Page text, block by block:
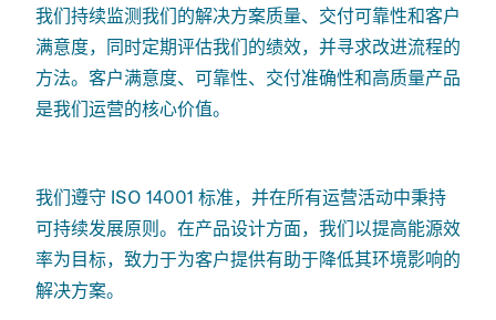
我们持续监测我们的解决方案质量、交付可靠性和客户
满意度，同时定期评估我们的绩效，并寻求改进流程的
方法。客户满意度、可靠性、交付准确性和高质量产品
是我们运营的核心价值。
我们遵守 ISO 14001 标准，并在所有运营活动中秉持
可持续发展原则。在产品设计方面，我们以提高能源效
率为目标，致力于为客户提供有助于降低其环境影响的
解决方案。